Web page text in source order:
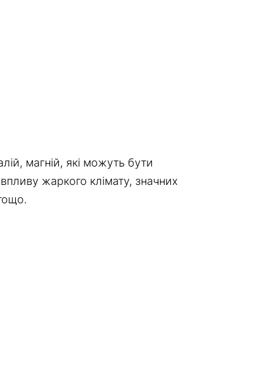
магній, які можуть бути
жаркого клімату, значних